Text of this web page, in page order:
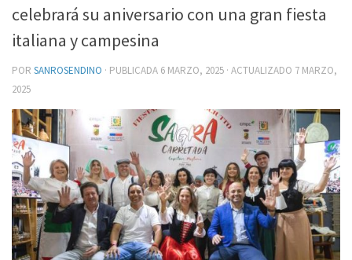
celebrará su aniversario con una gran fiesta
italiana y campesina
POR SANROSENDINO · PUBLICADA 6 MARZO, 2025 · ACTUALIZADO 7 MARZO,
2025